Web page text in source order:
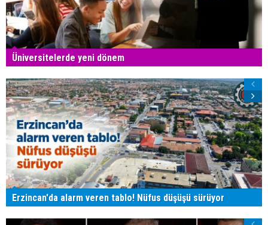
Üniversitelerde yeni dönem
Erzincan'da alarm veren tablo! Nüfus düşüşü sürüyor